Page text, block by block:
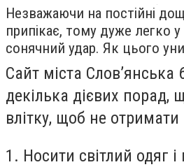
Незважаючи на постійні
припікає, тому дуже легко
сонячний удар. Як цього
Сайт міста Слов’янська
декілька дієвих порад,
влітку, щоб не отримати
1. Носити світлий одяг і